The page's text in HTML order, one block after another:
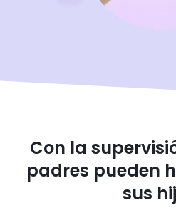
Con la
padres pueden
sus